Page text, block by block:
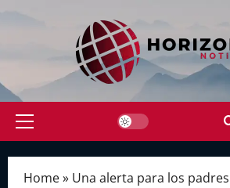
Primary
Home» Una alerta para los